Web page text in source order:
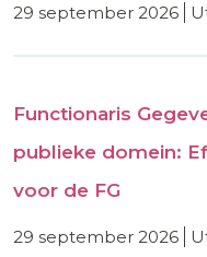
29 september 2026
Functionaris
publieke domein:
voor de FG
29 september 2026